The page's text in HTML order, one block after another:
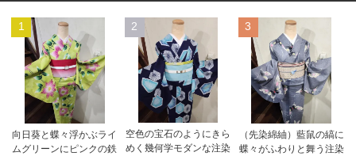
1
向日葵と蝶々浮かぶライ
ムグリーンにピンクの鉄
2
空色の宝石のようにきら
めく幾何学モダンな注染
3
（先染綿紬）藍鼠の縞に
蝶々がふわりと舞う注染